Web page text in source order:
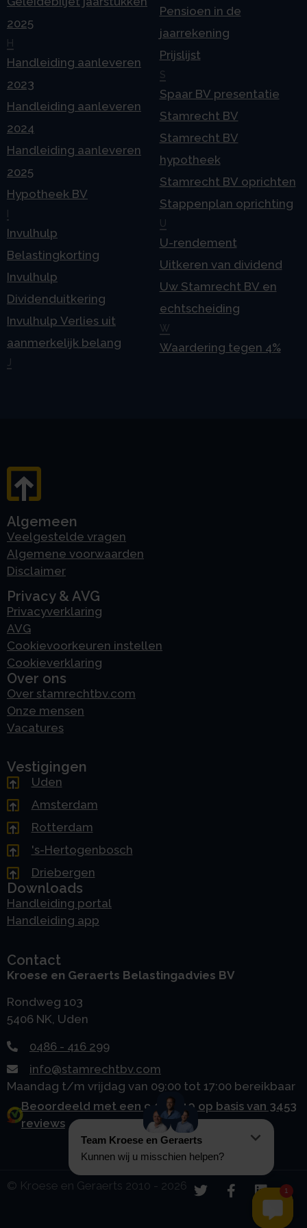
2025
H
Handleiding aanleveren
2023
Handleiding aanleveren
2024
Handleiding aanleveren
2025
Hypotheek BV
Invulhulp
Belastingkorting
Invulhulp
Dividenduitkering
Invulhulp Verlies uit
aanmerkelijk belang
Pensioen in de
jaarrekening
Prijslijst
S
Spaar BV presentatie
Stamrecht BV
Stamrecht BV
hypotheek
Stamrecht BV oprichten
Stappenplan oprichting
U
U-rendement
Uitkeren van dividend
Uw Stamrecht BV en
echtscheiding
W
Waardering tegen 4%
Algemeen
Veelgestelde vragen
Algemene voorwaarden
Disclaimer
Privacy & AVG
Privacyverklaring
AVG
Cookievoorkeuren instellen
Cookieverklaring
Over ons
Over stamrechtbv.com
Onze mensen
Vacatures
Vestigingen
Uden
Amsterdam
Rotterdam
's-Hertogenbosch
Driebergen
Downloads
Handleiding portal
Handleiding app
Contact
Kroese en Geraerts Belastingadvies BV
Rondweg 103
5406 NK, Uden
0486 - 416 299
info@stamrechtbv.com
Maandag t/m vrijdag van 09:00 tot 17:00 bereikbaar
Beoordeeld met een 9.0 uit 10 op basis van 3453
reviews
© Kroese en Geraerts 2010 - 2026